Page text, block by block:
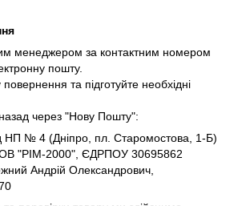
менеджером за контактним номером
пошту.
та підготуйте необхідні
через "Нову Пошту":
НП № 4 (Дніпро, пл. Старомостова, 1-Б)
"РІМ-2000", ЄДРПОУ 30695862
Андрій Олександрович,